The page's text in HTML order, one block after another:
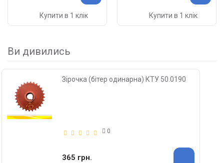
Купити в 1 клік Купити в 1 клік
Ви дивились
Зірочка (бітер одинарна) КТУ 50.0190
0
365 грн.